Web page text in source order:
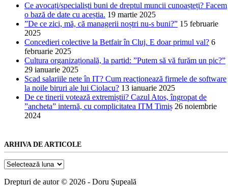
Ce avocați/specialiști buni de dreptul muncii cunoașteți? Facem
o bază de date cu aceștia. 19 martie 2025
”De ce zici, mă, că managerii noștri nu-s buni?” 15 februarie
2025
Concedieri colective la Betfair în Cluj. E doar primul val? 6
februarie 2025
Cultura organizațională, la partid: ”Putem să vă furăm un pic?”
29 ianuarie 2025
Scad salariile nete în IT? Cum reacționează firmele de software
la noile biruri ale lui Ciolacu? 13 ianuarie 2025
De ce tinerii votează extremiștii? Cazul Atos, îngropat de
”ancheta” internă, cu complicitatea ITM Timiș 26 noiembrie
2024
ARHIVA DE ARTICOLE
Arhiva
articole
Drepturi de autor © 2026 - Doru Șupeală